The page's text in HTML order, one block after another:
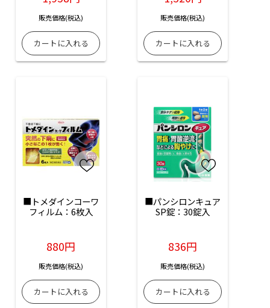
販売価格(税込) 販売価格(税込)
■トメダインコーワ
フィルム：6枚入
880円
販売価格(税込)
■パンシロンキュア
SP錠：30錠入
836円
販売価格(税込)